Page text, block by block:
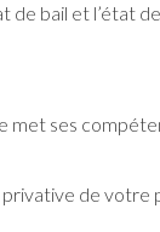
de bail et l’état
met ses
de votre